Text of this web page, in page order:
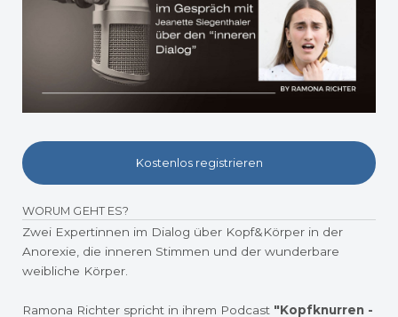
Kostenlos registrieren
WORUM GEHT ES?
Zwei Expertinnen im Dialog über Kopf&Körper in der
Anorexie, die inneren Stimmen und der wunderbare
weibliche Körper.
Ramona Richter spricht in ihrem Podcast "Kopfknurren -